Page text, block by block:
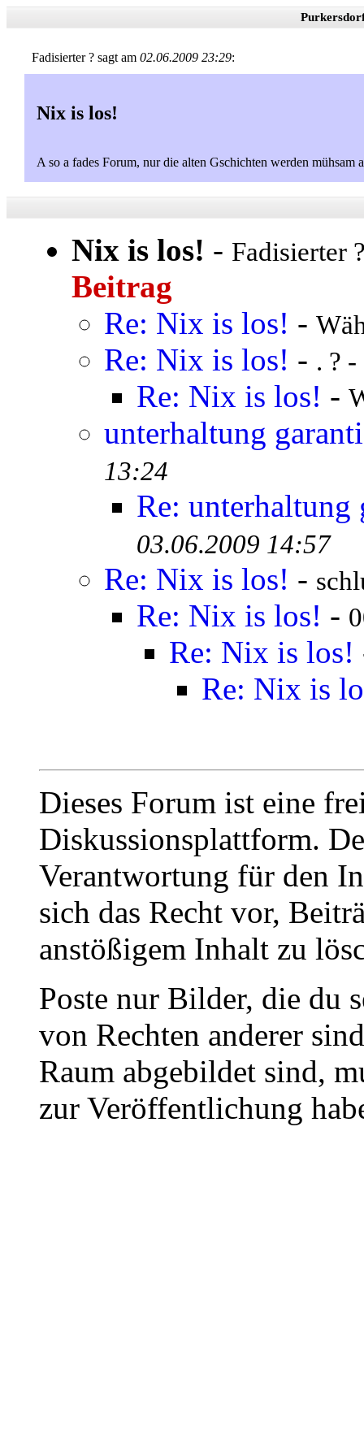
Fadisierter ? sagt am 02.06.2009 23:29:
Nix is los!
A so a fades Forum, nur die alten Gschichten werden mühsam
Nix is los! - Fadisierter
Beitrag
Re: Nix is los! -
Re: Nix is los! - . ? -
Re: Nix is los! -
unterhaltung
13:24
Re: unterhaltung
03.06.2009 14:57
Re: Nix is los! -
Re: Nix is los! -
Re: Nix is los!
Re: Nix is
Dieses Forum ist eine
Diskussionsplattform.
Verantwortung für den
sich das Recht vor,
anstößigem Inhalt zu
Poste nur Bilder, die du
von Rechten anderer
Raum abgebildet sind,
zur Veröffentlichung